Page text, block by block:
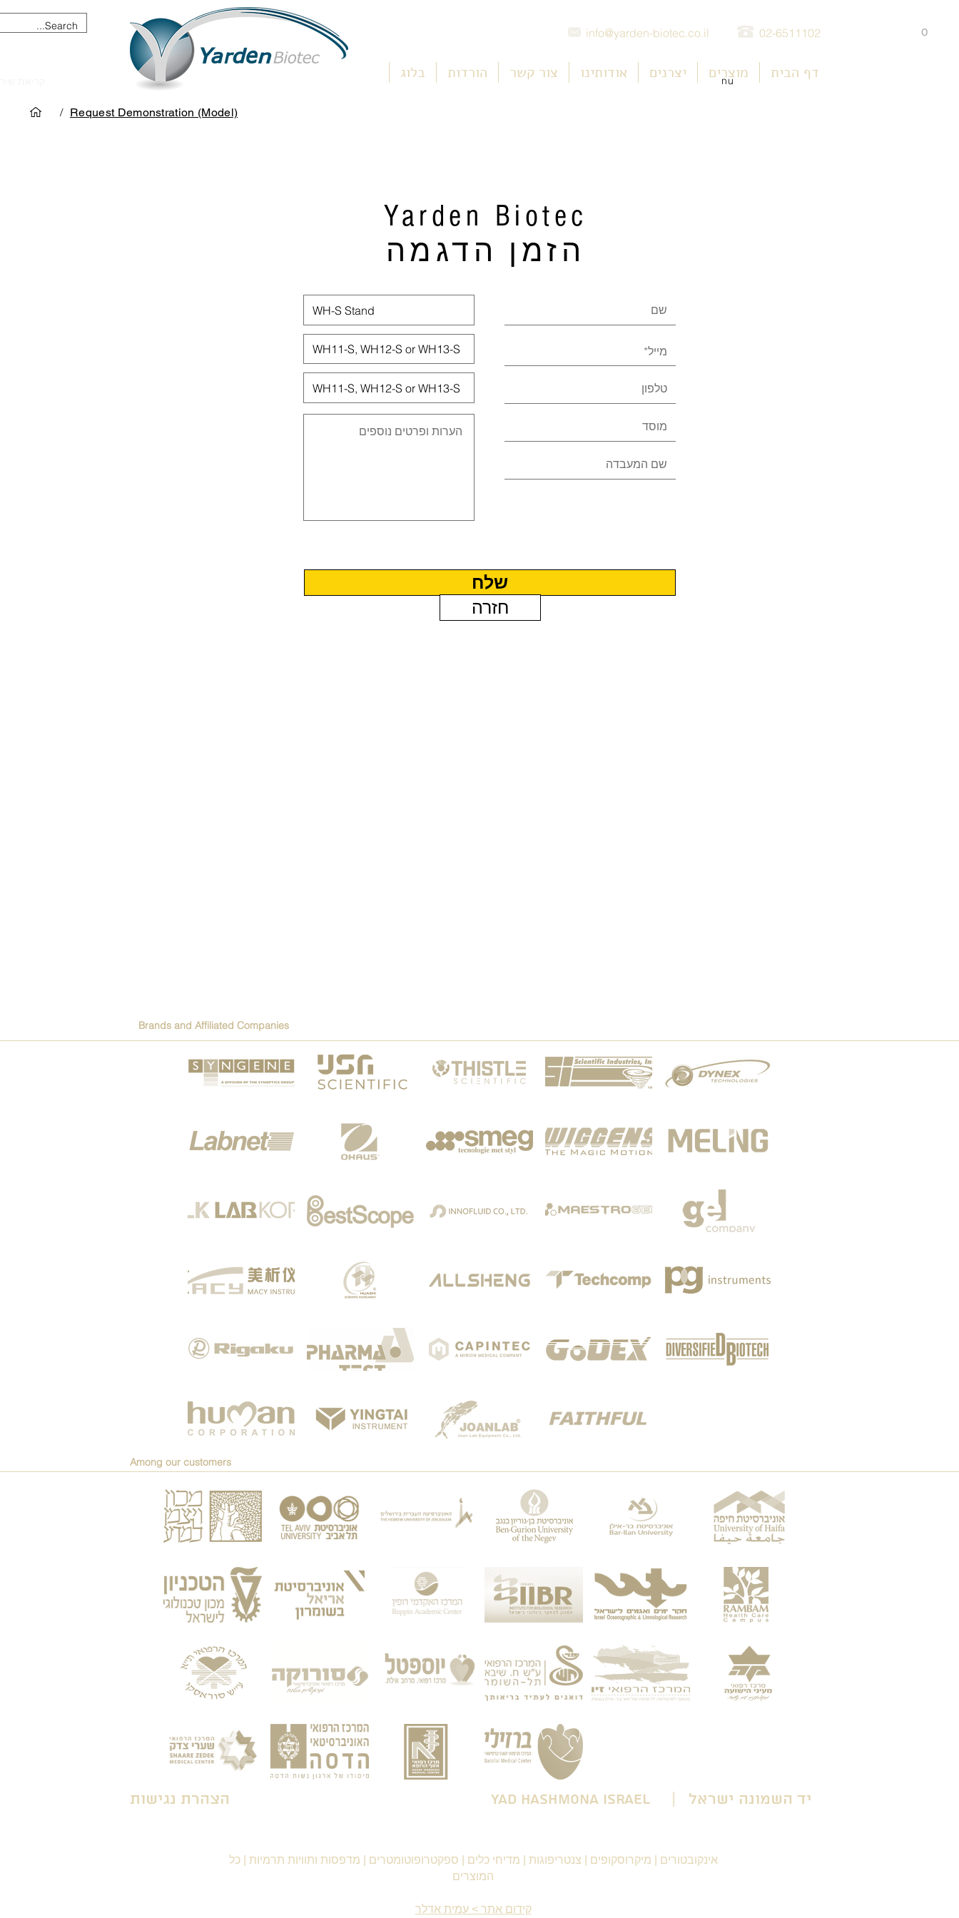
info@yarden-biotec.co.il 02-6511102
דף הבית מוצרים יצרנים אודותינו צור קשר הורדות בלוג nu
0
/ Request Demonstration (Model)
Yarden Biotec
הזמן הדגמה
שלח
חזרה
Brands and Affiliated Companies
Among our customers
הצהרת נגישות יד השמונה ישראל | Yad HaShmona Israel
אינקובטורים מיקרוסקופים צנטריפוגות מדיחי כלים ספקטרופוטומטרים מדפסות ותוויות תרמיות |כל
המוצרים
קידום אתר > עמית אדלר